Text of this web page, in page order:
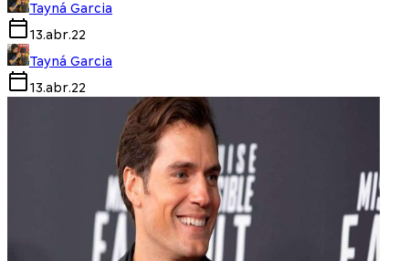
Tayná Garcia
13.abr.22
Tayná Garcia
13.abr.22